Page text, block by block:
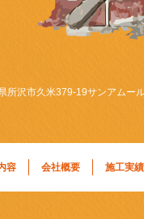
容 会社概要 施工実績
所沢市久米379-19サンアムー